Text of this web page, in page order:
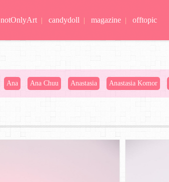
notOnlyArt candydoll magazine offtopic
Ana Ana Chuu Anastasia Anastasia Komor